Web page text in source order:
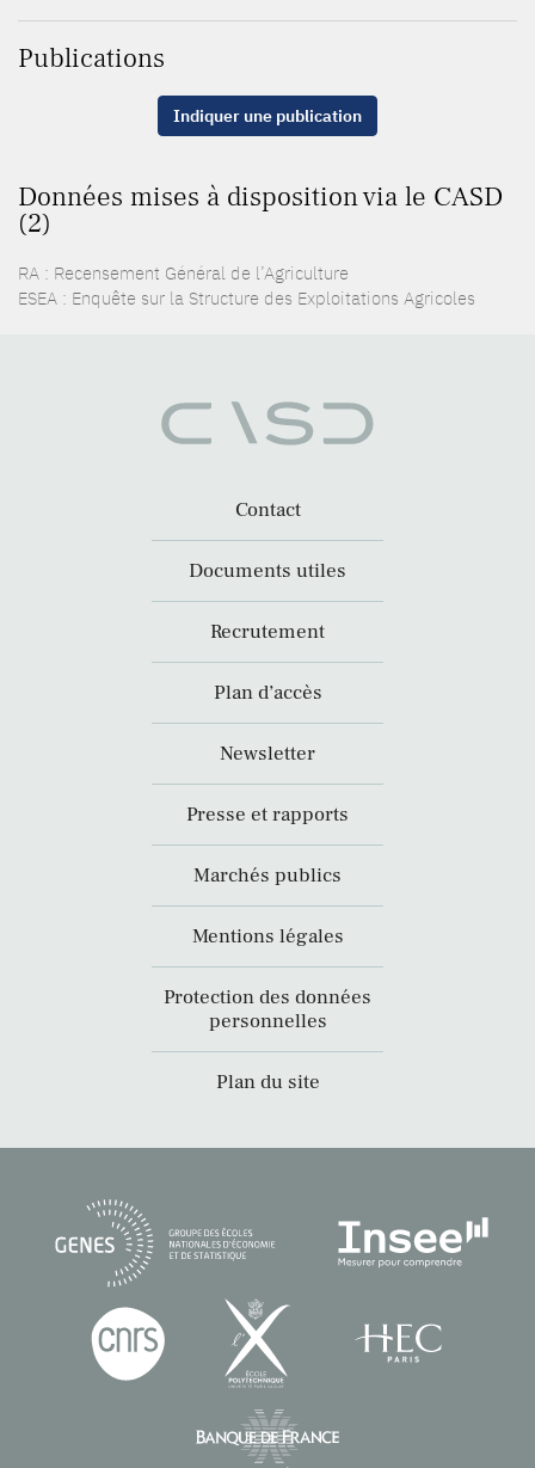
Publications
Indiquer une publication
Données mises à disposition via le CASD
(2)
RA : Recensement Général de l’Agriculture
ESEA : Enquête sur la Structure des Exploitations Agricoles
Contact
Documents utiles
Recrutement
Plan d’accès
Newsletter
Presse et rapports
Marchés publics
Mentions légales
Protection des données
personnelles
Plan du site